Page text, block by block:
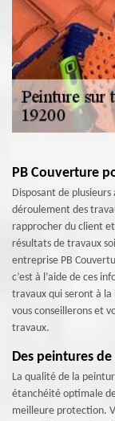
PB Couverture
Disposant de
déroulement des
rapprocher du client
résultats de travaux
entreprise PB
c’est à l’aide de ces
travaux qui seront à la
vous conseillerons et
travaux.
Des peintures
La qualité de la
étanchéité optimale
meilleure protection.